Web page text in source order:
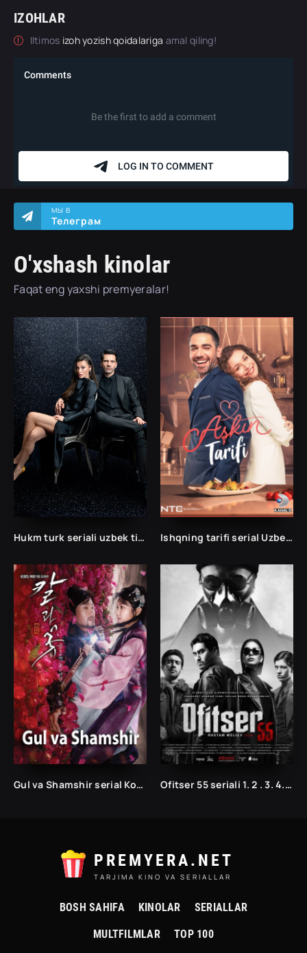
IZOHLAR
Iltimos izoh yozish qoidalariga amal qiling!
O'xshash kinolar
Faqat eng yaxshi premyeralar!
МЫ В
Телеграм
Hukm turk seriali uzbek tilida /Хукм турк сериали ўзбек тилида/ 203. 204. 205. 206. 207. 208. 209. 210. 211. 212. 213. 214. 215 barcha qismlari. Ishqning tarifi serial Uzbek tilida (2021) Barcha qismlar So'ngi To'liq
Gul va Shamshir serial Korea Barcha qismlar Uzbek tilida 2013 / Гул ва Шамшир сериал Кореа Барча қисмлар Узбек тилида 2013 Ofitser 55 seriali 1. 2 . 3. 4. 5 qism uzbek serial 2022 uzbek tilida barcha qismlar Ofitser 55 seriali uzbek tilida
PREMYERA.NET
TARJIMA KINO VA SERIALLAR
BOSH SAHIFA KINOLAR SERIALLAR
MULTFILMLAR TOP 100